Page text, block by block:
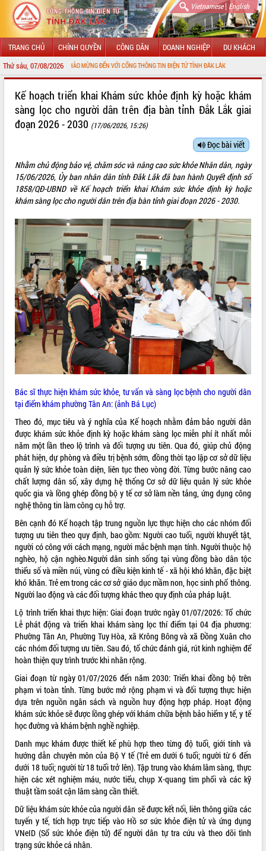
Vietnamese| English
TRANG CHỦ CHÍNH QUYỀN CÔNG DÂN DOANH NGHIỆP DU KHÁCH
Thứ sáu, 07/08/2026CHÀO MỪNG ĐẾN VỚI CỔNG THÔNG TIN ĐIỆN TỬ TỈNH ĐẮK LẮK
LÃNH ĐẠO UBND TỈNH
SỞ, BAN, NGÀNH
UBND CÁC XÃ, PHƯỜNG
HỆ THỐNG VĂN BẢN
VĂN BẢN HĐND TỈNH
ĐIỂM TIN VĂN BẢN
QUY HOẠCH - KẾ HOẠCH
VIDEO
Không có file video nào để phát.
ALBUM ẢNH
LIÊN KẾT WEB
THỐNG KÊ TRUY CẬP
Hôm nay: 13478
Tất cả: 66026218
Kế hoạch triển khai Khám sức khỏe định kỳ hoặc khám
sàng lọc cho người dân trên địa bàn tỉnh Đắk Lắk giai
đoạn 2026 - 2030 (17/06/2026, 15:26)
Đọc bài viết
Nhằm chủ động bảo vệ, chăm sóc và nâng cao sức khỏe Nhân dân, ngày
15/06/2026, Ủy ban nhân dân tỉnh Đắk Lắk đã ban hành Quyết định số
1858/QĐ-UBND về Kế hoạch triển khai Khám sức khỏe định kỳ hoặc
khám sàng lọc cho người dân trên địa bàn tỉnh giai đoạn 2026 - 2030.
Bác sĩ thực hiện khám sức khỏe, tư vấn và sàng lọc bệnh cho người dân
tại điểm khám phường Tân An: (ảnh Bá Lục)
Theo đó, mục tiêu và ý nghĩa của Kế hoạch nhằm đảm bảo người dân
được khám sức khỏe định kỳ hoặc khám sàng lọc miễn phí ít nhất mỗi
năm một lần theo lộ trình và đối tượng ưu tiên. Qua đó, giúp chủ động
phát hiện, dự phòng và điều trị bệnh sớm, đồng thời tạo lập cơ sở dữ liệu
quản lý sức khỏe toàn diện, liên tục theo vòng đời. Từng bước nâng cao
chất lượng dân số, xây dựng hệ thống Cơ sở dữ liệu quản lý sức khỏe
quốc gia và lồng ghép đồng bộ y tế cơ sở làm nền tảng, ứng dụng công
nghệ thông tin làm công cụ hỗ trợ.
Bên cạnh đó Kế hoạch tập trung nguồn lực thực hiện cho các nhóm đối
tượng ưu tiên theo quy định, bao gồm: Người cao tuổi, người khuyết tật,
người có công với cách mạng, người mắc bệnh mạn tính. Người thuộc hộ
nghèo, hộ cận nghèo.Người dân sinh sống tại vùng đồng bào dân tộc
thiểu số và miền núi, vùng có điều kiện kinh tế - xã hội khó khăn, đặc biệt
khó khăn.Trẻ em trong các cơ sở giáo dục mầm non, học sinh phổ thông.
Người lao động và các đối tượng khác theo quy định của pháp luật.
Lộ trình triển khai thực hiện: Giai đoạn trước ngày 01/07/2026: Tổ chức
Lễ phát động và triển khai khám sàng lọc thí điểm tại 04 địa phương:
Phường Tân An, Phường Tuy Hòa, xã Krông Bông và xã Đồng Xuân cho
các nhóm đối tượng ưu tiên. Sau đó, tổ chức đánh giá, rút kinh nghiệm để
hoàn thiện quy trình trước khi nhân rộng.
Giai đoạn từ ngày 01/07/2026 đến năm 2030: Triển khai đồng bộ trên
phạm vi toàn tỉnh. Từng bước mở rộng phạm vi và đối tượng thực hiện
dựa trên nguồn ngân sách và nguồn huy động hợp pháp. Hoạt động
khám sức khỏe sẽ được lồng ghép với khám chữa bệnh bảo hiểm y tế, y tế
học đường và khám bệnh nghề nghiệp.
Danh mục khám được thiết kế phù hợp theo từng độ tuổi, giới tính và
hướng dẫn chuyên môn của Bộ Y tế (Trẻ em dưới 6 tuổi; người từ 6 đến
dưới 18 tuổi; người từ 18 tuổi trở lên). Tập trung vào khám lâm sàng, thực
hiện các xét nghiệm máu, nước tiểu, chụp X-quang tim phổi và các kỹ
thuật tầm soát cận lâm sàng cần thiết.
Dữ liệu khám sức khỏe của người dân sẽ được kết nối, liên thông giữa các
tuyến y tế, tích hợp trực tiếp vào Hồ sơ sức khỏe điện tử và ứng dụng
VNeID (Sổ sức khỏe điện tử) để người dân tự tra cứu và theo dõi tình
trạng sức khỏe cá nhân.